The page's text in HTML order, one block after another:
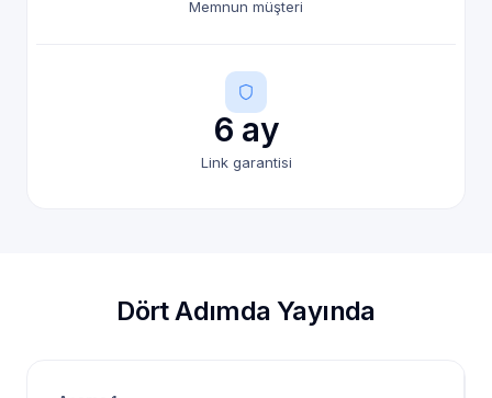
Memnun müşteri
6 ay
Link garantisi
Dört Adımda Yayında